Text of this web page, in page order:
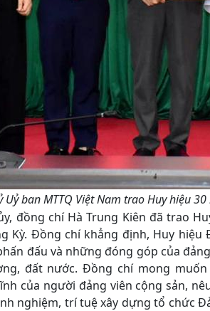
Uỷ ban MTTQ Việt Nam trao Huy hiệu
đồng chí Hà Trung Kiên đã trao
Kỳ. Đồng chí khẳng định, Huy hiệu
đấu và những đóng góp của
đất nước. Đồng chí mong muốn
của người đảng viên cộng sản,
nghiệm, trí tuệ xây dựng tổ chức